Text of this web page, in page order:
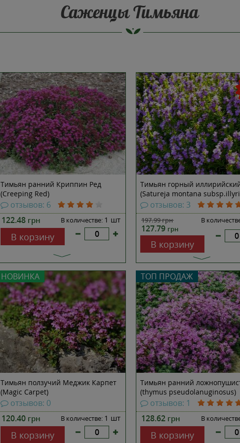
Саженцы Тимьяна
Тимьян ранний Криппин Ред
(Creeping Red)
отзывов: 6
122.48 грн В количестве: 1 шт
В корзину
Тимьян горный
(Satureja montana
отзывов: 3
197.99грн
127.79 грн
В
В корзину
НОВИНКА
Тимьян ползучий Меджик Карпет
(Magic Carpet)
отзывов: 0
120.40 грн В количестве: 1 шт
В корзину
ТОП ПРОДАЖ
Тимьян ранний
(thymus pseudolanuginosus)
отзывов: 1
128.62 грн В
В корзину